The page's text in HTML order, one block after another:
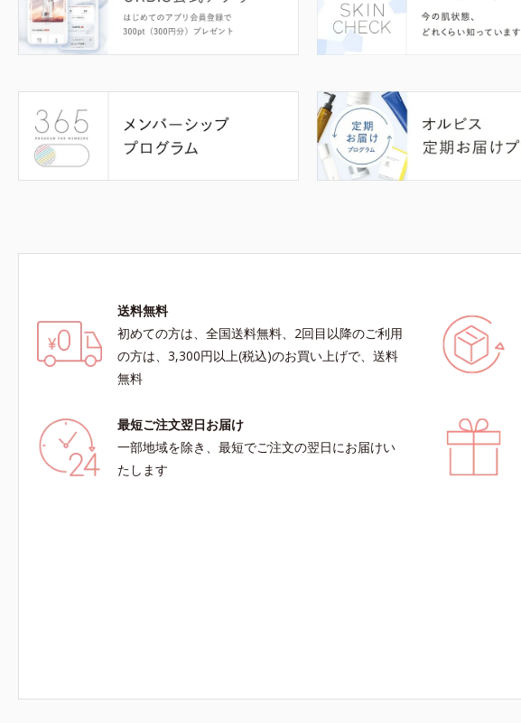
送料無料
初めての方は、全国送料無料、2回目以降のご利用
の方は、3,300円以上(税込)のお買い上げで、送料
無料
最短ご注文翌日お届け
一部地域を除き、最短でご注文の翌日にお届けい
たします